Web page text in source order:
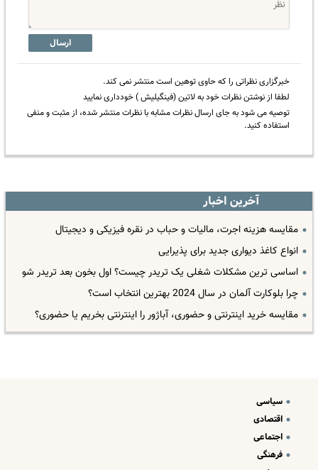
ارسال
خبرگزاری نظراتی را که حاوی توهین است منتشر نمی کند.
لطفا از نوشتن نظرات خود به لاتین (فینگیلیش ) خودداری نمایید
توصیه می شود به جای ارسال نظرات مشابه با نظرات منتشر شده، از مثبت و منفی
استفاده کنید.
آخرین اخبار
مقایسه هزینه اجرت، مالیات و حباب در نقره فیزیکی و دیجیتال
انواع کاغذ دیواری جدید برای پذیرایی
اساسی ترین مشکلات شغلی یک تریدر چیست؟ اول بخون بعد تریدر شو
چرا بلوکارت آلمان در سال 2024 بهترین انتخاب است؟
مقایسه خرید اینترنتی و حضوری، آباژور را اینترنتی بخریم یا حضوری؟
سیاسی
اقتصادی
اجتماعی
فرهنگی